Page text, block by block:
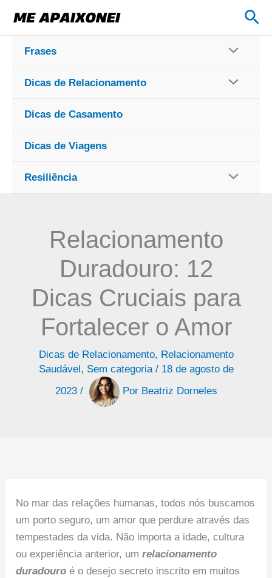
para
conteúdo
Frases
Dicas de Relacionamento
Dicas de Casamento
Dicas de Viagens
Resiliência
Relacionamento
Duradouro: 12
Dicas Cruciais para
Fortalecer o Amor
Dicas de Relacionamento, Relacionamento
Saudável, Sem categoria/ 18 de agosto de
2023 / Por Beatriz Dorneles
No mar das relações humanas, todos nós buscamos
um porto seguro, um amor que perdure através das
tempestades da vida. Não importa a idade, cultura
ou experiência anterior, umrelacionamento
duradouro é o desejo secreto inscrito em muitos